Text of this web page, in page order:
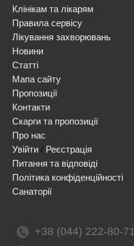
Клінікам та лікарям
Правила сервісу
Лікування захворювань
Новини
Статті
Мапа сайту
Пропозиції
Контакти
Скарги та пропозиції
Про нас
Увійти / Реєстрація
Питання та відповіді
Політика конфіденційності
Санаторії
+38 (044) 222-80-71